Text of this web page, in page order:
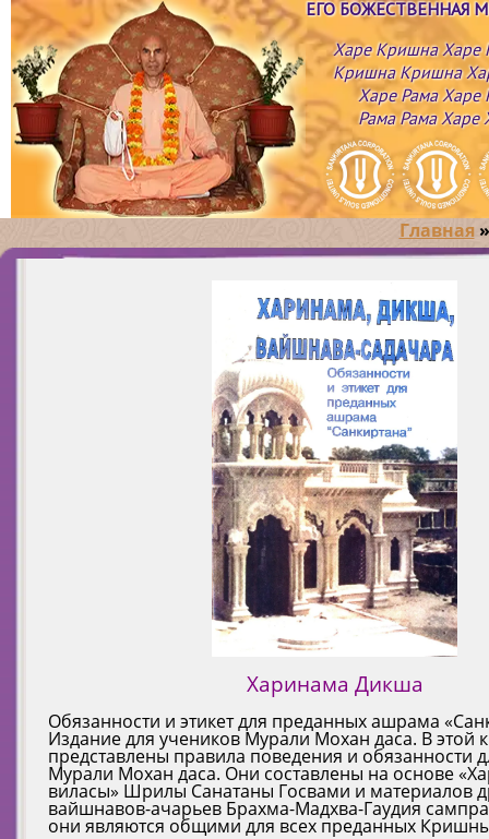
ЕГО БОЖЕСТВЕННАЯ
Харе Кришна Харе
Кришна Кришна
Харе Рама Харе
Рама Рама Харе
Главная
Харинама Дикша
Обязанности и этикет для преданных ашрама
Издание для учеников Мурали Мохан даса. В этой
представлены правила поведения и обязанности
Мурали Мохан даса. Они составлены на основе
виласы» Шрилы Санатаны Госвами и материалов
вайшнавов-ачарьев Брахма-Мадхва-Гаудия
они являются общими для всех преданных